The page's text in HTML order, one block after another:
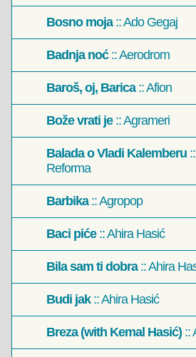
Bosno moja:: Ado Gegaj
Badnja noć:: Aerodrom
Baroš, oj, Barica:: Afion
Bože vrati je:: Agrameri
Balada o Vladi Kalemberu
Reforma
Barbika:: Agropop
Baci piće:: Ahira Hasić
Bila sam ti dobra:: Ahira
Budi jak:: Ahira Hasić
Breza (with Kemal Hasić) ::